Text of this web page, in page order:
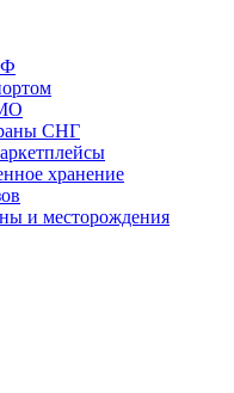
СНГ
хранение
и месторождения